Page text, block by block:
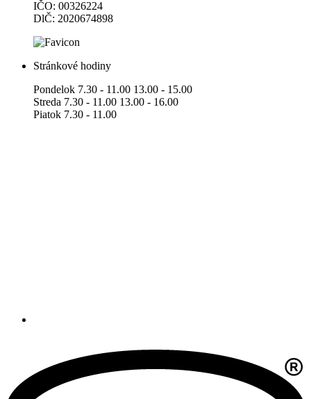
IČO: 00326224
DlČ: 2020674898
Stránkové hodiny
Pondelok 7.30 - 11.00 13.00 - 15.00
Streda 7.30 - 11.00 13.00 - 16.00
Piatok 7.30 - 11.00